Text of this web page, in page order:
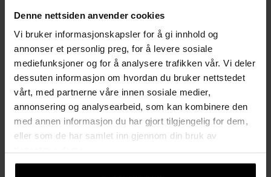
Denne nettsiden anvender cookies
Vi bruker informasjonskapsler for å gi innhold og
annonser et personlig preg, for å levere sosiale
mediefunksjoner og for å analysere trafikken vår. Vi deler
dessuten informasjon om hvordan du bruker nettstedet
vårt, med partnerne våre innen sosiale medier,
annonsering og analysearbeid, som kan kombinere den
med annen informasjon du har gjort tilgjengelig for dem,
eller som de har samlet inn gjennom din bruk av
Forsterket ramme gir høy bæreevne og stabil
konstruksjon
Hver hylle tåler opptil 175 kg statisk belastning
Passer for for eksempel verktøykasser, dekk, esker og
treningsutstyr
bygges om til 2 arbeidsbenker med oppbevaring